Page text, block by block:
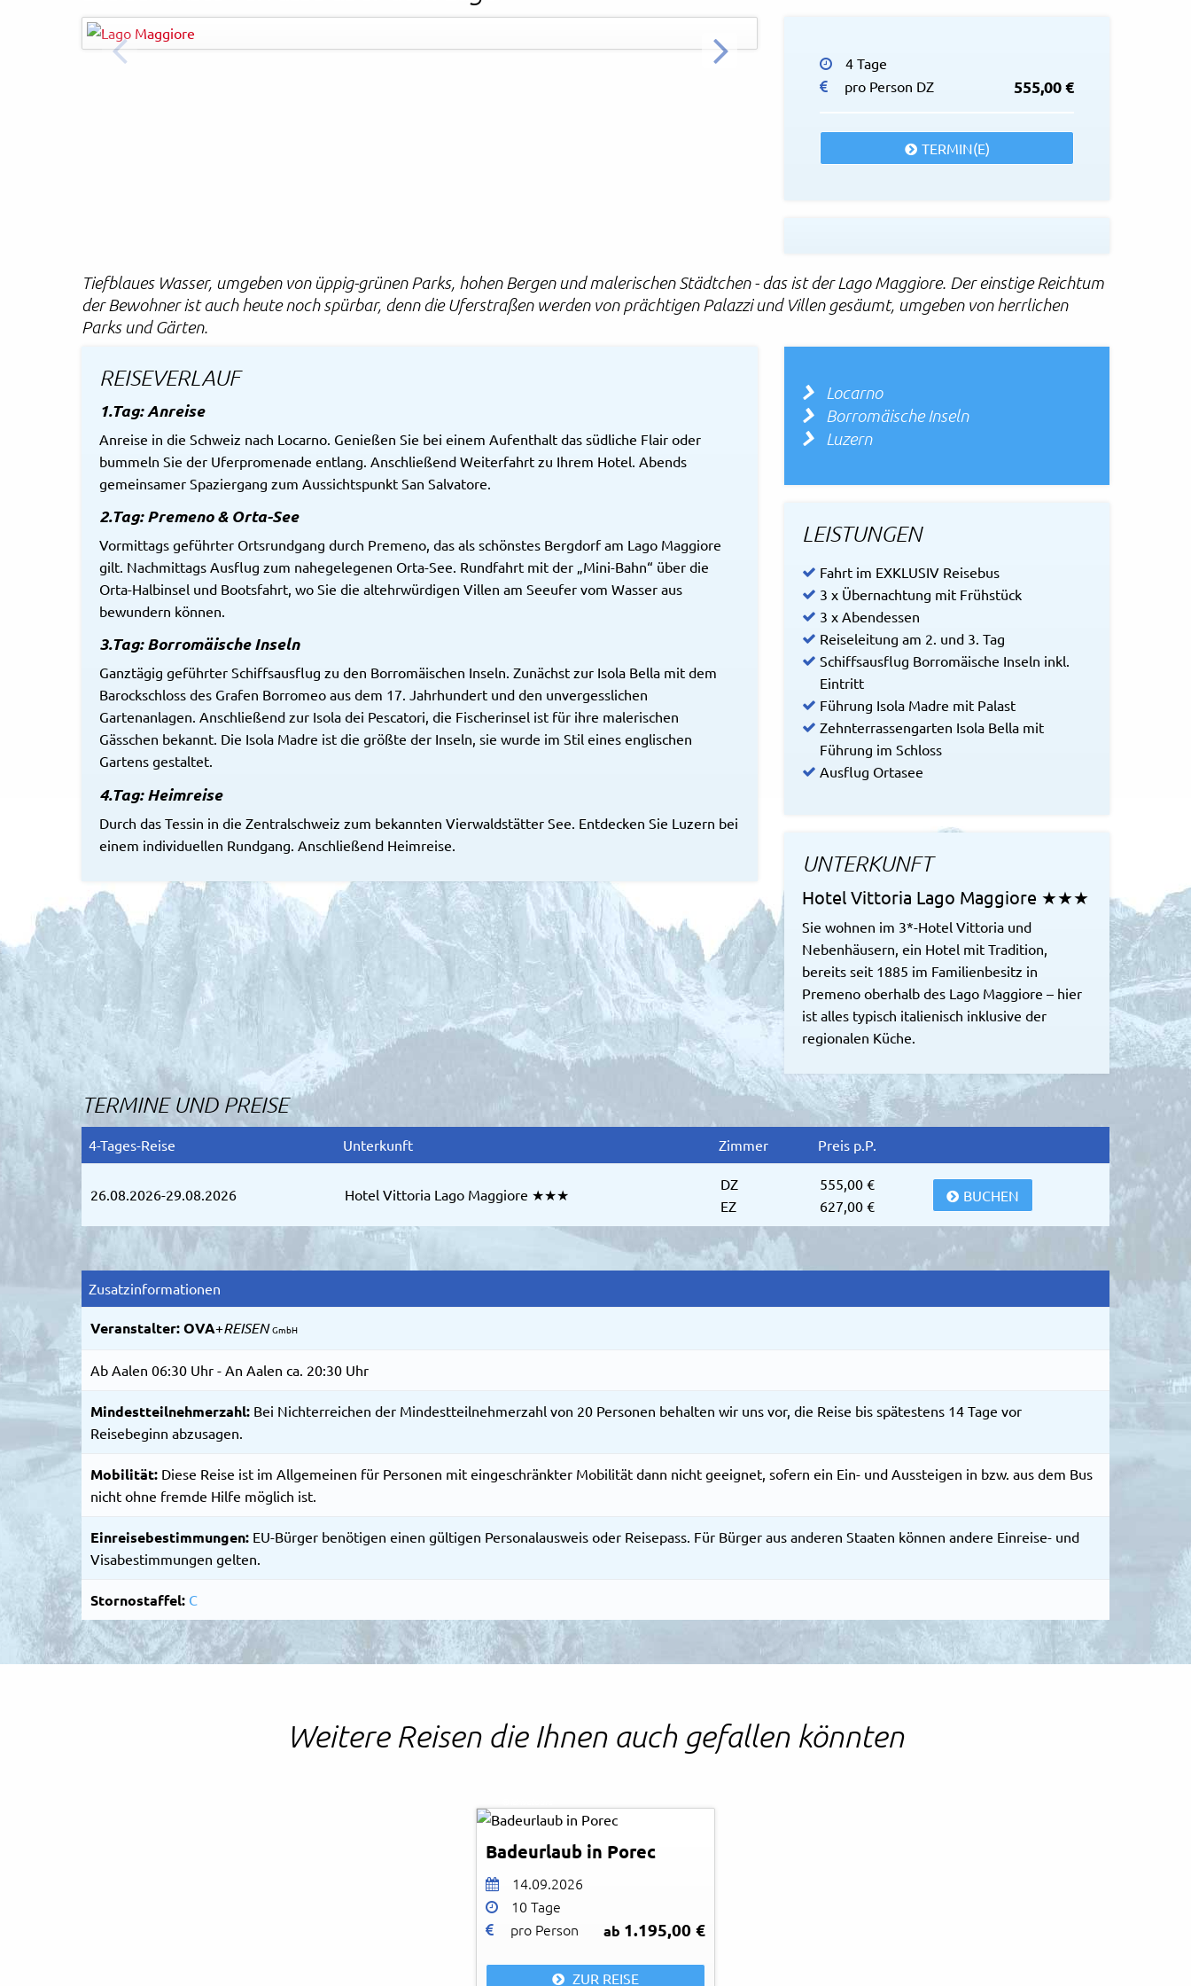
ZURÜCK
© Easy-Bus
WEITER
4 Tage
pro Person DZ
555,00 €
TERMIN(E)
Tiefblaues Wasser, umgeben von üppig-grünen Parks, hohen Bergen und malerischen Städtchen - das ist der Lago Maggiore. Der einstige Reichtum
der Bewohner ist auch heute noch spürbar, denn die Uferstraßen werden von prächtigen Palazzi und Villen gesäumt, umgeben von herrlichen
Parks und Gärten.
REISEVERLAUF
1.Tag: Anreise
Anreise in die Schweiz nach Locarno. Genießen Sie bei einem Aufenthalt das südliche Flair oder
bummeln Sie der Uferpromenade entlang. Anschließend Weiterfahrt zu Ihrem Hotel. Abends
gemeinsamer Spaziergang zum Aussichtspunkt San Salvatore.
2.Tag: Premeno & Orta-See
Vormittags geführter Ortsrundgang durch Premeno, das als schönstes Bergdorf am Lago Maggiore
gilt. Nachmittags Ausflug zum nahegelegenen Orta-See. Rundfahrt mit der „Mini-Bahn“ über die
Orta-Halbinsel und Bootsfahrt, wo Sie die altehrwürdigen Villen am Seeufer vom Wasser aus
bewundern können.
3.Tag: Borromäische Inseln
Ganztägig geführter Schiffsausflug zu den Borromäischen Inseln. Zunächst zur Isola Bella mit dem
Barockschloss des Grafen Borromeo aus dem 17. Jahrhundert und den unvergesslichen
Gartenanlagen. Anschließend zur Isola dei Pescatori, die Fischerinsel ist für ihre malerischen
Gässchen bekannt. Die Isola Madre ist die größte der Inseln, sie wurde im Stil eines englischen
Gartens gestaltet.
4.Tag: Heimreise
Durch das Tessin in die Zentralschweiz zum bekannten Vierwaldstätter See. Entdecken Sie Luzern bei
einem individuellen Rundgang. Anschließend Heimreise.
Locarno
Borromäische Inseln
Luzern
LEISTUNGEN
Fahrt im EXKLUSIV Reisebus
3 x Übernachtung mit Frühstück
3 x Abendessen
Reiseleitung am 2. und 3. Tag
Schiffsausflug Borromäische Inseln inkl.
Eintritt
Führung Isola Madre mit Palast
Zehnterrassengarten Isola Bella mit
Führung im Schloss
Ausflug Ortasee
UNTERKUNFT
Hotel Vittoria Lago Maggiore ★★★
Sie wohnen im 3*-Hotel Vittoria und
Nebenhäusern, ein Hotel mit Tradition,
bereits seit 1885 im Familienbesitz in
Premeno oberhalb des Lago Maggiore – hier
ist alles typisch italienisch inklusive der
regionalen Küche.
TERMINE UND PREISE
4-Tages-Reise Unterkunft Zimmer Preis p.P.
26.08.2026-29.08.2026 Hotel Vittoria Lago Maggiore ★★★
DZ
EZ
555,00 €
627,00 €
BUCHEN
Zusatzinformationen
Veranstalter:OVA+REISEN GmbH
Ab Aalen 06:30 Uhr - An Aalen ca. 20:30 Uhr
Mindestteilnehmerzahl: Bei Nichterreichen der Mindestteilnehmerzahl von 20 Personen behalten wir uns vor, die Reise bis spätestens 14 Tage vor
Reisebeginn abzusagen.
Mobilität: Diese Reise ist im Allgemeinen für Personen mit eingeschränkter Mobilität dann nicht geeignet, sofern ein Ein- und Aussteigen in bzw. aus dem Bus
nicht ohne fremde Hilfe möglich ist.
Einreisebestimmungen: EU-Bürger benötigen einen gültigen Personalausweis oder Reisepass. Für Bürger aus anderen Staaten können andere Einreise- und
Visabestimmungen gelten.
Stornostaffel: C
Weitere Reisen die Ihnen auch gefallen könnten
Badeurlaub in Porec
14.09.2026
10 Tage
pro Person
ab 1.195,00 €
ZUR REISE
Rechtliches und AGB
Reiseversicherung